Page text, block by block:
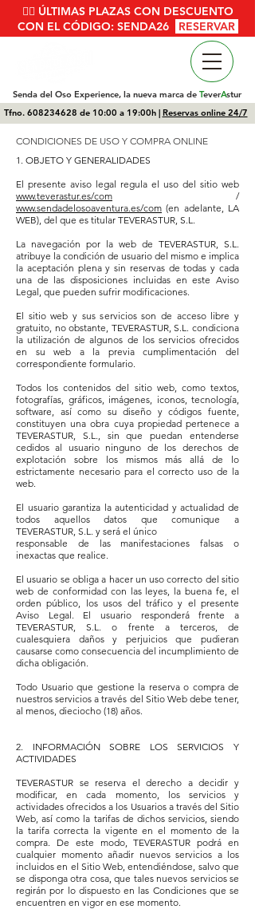
🚴‍♂️ ÚLTIMAS PLAZAS CON DESCUENTO
CON EL CÓDIGO: SENDA26
RESERVAR
Senda del Oso Experience, la nueva marca de TeverAstur
Tfno. 608234628 de 10:00 a 19:00h | Reservas online 24/7
CONDICIONES DE USO Y COMPRA ONLINE
1. OBJETO Y GENERALIDADES
El presente aviso legal regula el uso del sitio web
www.teverastur.es/com /
www.sendadelosoaventura.es/com (en adelante, LA
WEB), del que es titular TEVERASTUR, S.L.
La navegación por la web de TEVERASTUR, S.L.
atribuye la condición de usuario del mismo e implica
la aceptación plena y sin reservas de todas y cada
una de las disposiciones incluidas en este Aviso
Legal, que pueden sufrir modificaciones.
El sitio web y sus servicios son de acceso libre y
gratuito, no obstante, TEVERASTUR, S.L. condiciona
la utilización de algunos de los servicios ofrecidos
en su web a la previa cumplimentación del
correspondiente formulario.
Todos los contenidos del sitio web, como textos,
fotografías, gráficos, imágenes, iconos, tecnología,
software, así como su diseño y códigos fuente,
constituyen una obra cuya propiedad pertenece a
TEVERASTUR, S.L., sin que puedan entenderse
cedidos al usuario ninguno de los derechos de
explotación sobre los mismos más allá de lo
estrictamente necesario para el correcto uso de la
web.
El usuario garantiza la autenticidad y actualidad de
todos aquellos datos que comunique a
TEVERASTUR, S.L. y será el único
responsable de las manifestaciones falsas o
inexactas que realice.
El usuario se obliga a hacer un uso correcto del sitio
web de conformidad con las leyes, la buena fe, el
orden público, los usos del tráfico y el presente
Aviso Legal. El usuario responderá frente a
TEVERASTUR, S.L. o frente a terceros, de
cualesquiera daños y perjuicios que pudieran
causarse como consecuencia del incumplimiento de
dicha obligación.
Todo Usuario que gestione la reserva o compra de
nuestros servicios a través del Sitio Web debe tener,
al menos, dieciocho (18) años.
2. INFORMACIÓN SOBRE LOS SERVICIOS Y
ACTIVIDADES
TEVERASTUR se reserva el derecho a decidir y
modificar, en cada momento, los servicios y
actividades ofrecidos a los Usuarios a través del Sitio
Web, así como la tarifas de dichos servicios, siendo
la tarifa correcta la vigente en el momento de la
compra. De este modo, TEVERASTUR podrá en
cualquier momento añadir nuevos servicios a los
incluidos en el Sitio Web, entendiéndose, salvo que
se disponga otra cosa, que tales nuevos servicios se
regirán por lo dispuesto en las Condiciones que se
encuentren en vigor en ese momento.